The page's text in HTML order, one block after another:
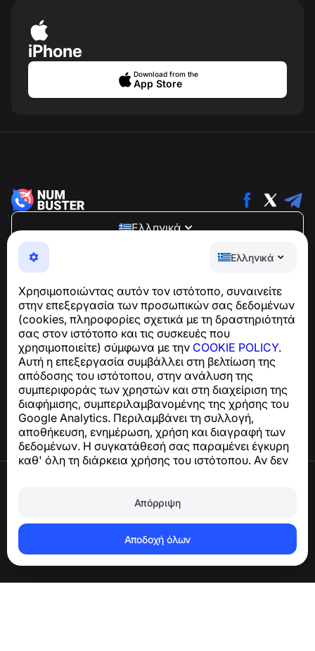
Ελληνικά
Χρησιμοποιώντας αυτόν τον ιστότοπο, συναινείτε
στην επεξεργασία των προσωπικών σας δεδομένων
(cookies, πληροφορίες σχετικά με τη δραστηριότητά
σας στον ιστότοπο και τις συσκευές που
χρησιμοποιείτε) σύμφωνα με την COOKIE POLICY.
Αυτή η επεξεργασία συμβάλλει στη βελτίωση της
απόδοσης του ιστότοπου, στην ανάλυση της
συμπεριφοράς των χρηστών και στη διαχείριση της
διαφήμισης, συμπεριλαμβανομένης της χρήσης του
Google Analytics. Περιλαμβάνει τη συλλογή,
αποθήκευση, ενημέρωση, χρήση και διαγραφή των
δεδομένων. Η συγκατάθεσή σας παραμένει έγκυρη
καθ' όλη τη διάρκεια χρήσης του ιστότοπου. Αν δεν
συμφωνείτε, σταματήστε να χρησιμοποιείτε τον
ρυθμίσεις του προγράμματος περιήγησής σας.
Απόρριψη
Αποδοχή όλων
iPhone
Download from the
App Store
Ελληνικά
NumBuster © 2013—2026 ·
support@numbuster.com
Μια εύχρηστη εφαρμογή που σας προστατεύει από
Για ερωτήσεις σχετικά με τη συμμόρφωση με το GDPR:
support@numbuster.com
Κέντρο βοήθειας
Ειδήσεις και Άρθρα
Σχετικά με το έργο
Επαφές
Διαγραφή λογαριασμού και δεδομένων